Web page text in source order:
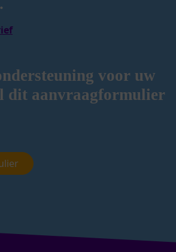
voor uw
dit aanvraagformulier